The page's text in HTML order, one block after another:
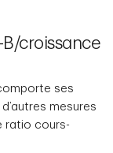
croissance
ses
mesures
ratio cours-